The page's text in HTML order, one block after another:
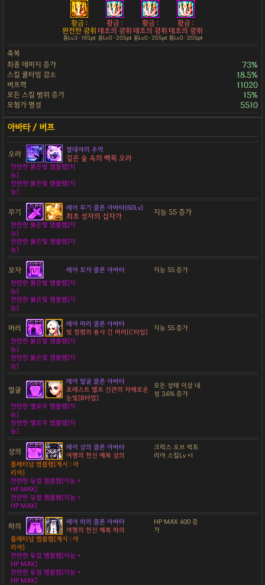
황금 :
완전한 광휘
튠Lv3 · 195pt
황금 :
태초의 광휘
튠Lv0 · 205pt
황금 :
태초의 광휘
튠Lv0 · 205pt
황금 :
태초의 광휘
튠Lv0 · 205pt
축복
최종 데미지 증가
73%
스킬 쿨타임 감소 18.5%
버프력 11020
모든 스킬 범위 증가 15%
모험가 명성 5510
오라 열대야의 추억
깊은 숲 속의 백목 오라
찬란한 붉은빛 엠블렘[지
능]
찬란한 붉은빛 엠블렘[지
능]
무기 레어 무기 클론 아바타[60Lv]
최초 성자의 십자가 지능 55 증가
찬란한 붉은빛 엠블렘[지
능]
찬란한 붉은빛 엠블렘[지
능]
모자 레어 모자 클론 아바타
지능 55 증가
찬란한 붉은빛 엠블렘[지
능]
찬란한 붉은빛 엠블렘[지
능]
머리
레어 머리 클론 아바타
빛 정령의 용사 긴 머리[C타입]
지능 55 증가
찬란한 붉은빛 엠블렘[지
능]
찬란한 붉은빛 엠블렘[지
능]
얼굴
레어 얼굴 클론 아바타
포레스트 엘프 신관의 자애로운
눈빛[B타입]
모든 상태 이상 내
성 3.6% 증가
찬란한 옐로우 엠블렘[지
능]
찬란한 옐로우 엠블렘[지
능]
상의
레어 상의 클론 아바타
여명의 천신 예복 상의
크럭스 오브 빅토
리아 스킬Lv +1
플래티넘 엠블렘[계시 : 아
리아]
찬란한 듀얼 엠블렘[지능 +
HP MAX]
찬란한 듀얼 엠블렘[지능 +
HP MAX]
하의
레어 하의 클론 아바타
여명의 천신 예복 하의
HP MAX 400 증
가
플래티넘 엠블렘[계시 : 아
리아]
찬란한 듀얼 엠블렘[지능 +
HP MAX]
찬란한 듀얼 엠블렘[지능 +
HP MAX]